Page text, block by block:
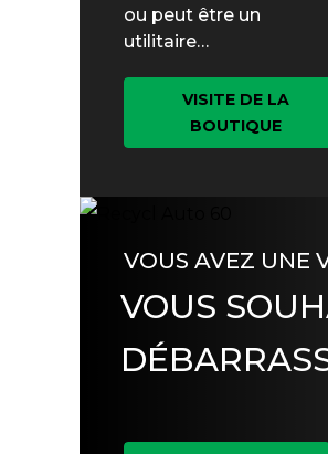
ou peut être un
utilitaire…
VISITE DE LA
BOUTIQUE
VOUS AVEZ UNE
VOUS